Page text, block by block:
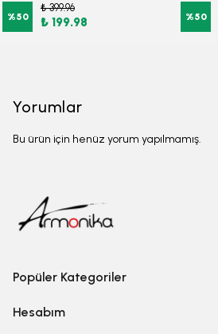
%50
₺ 399.96
₺ 199.98 %50
Yorumlar
Bu ürün için henüz yorum yapılmamış.
Popüler Kategoriler
Hesabım